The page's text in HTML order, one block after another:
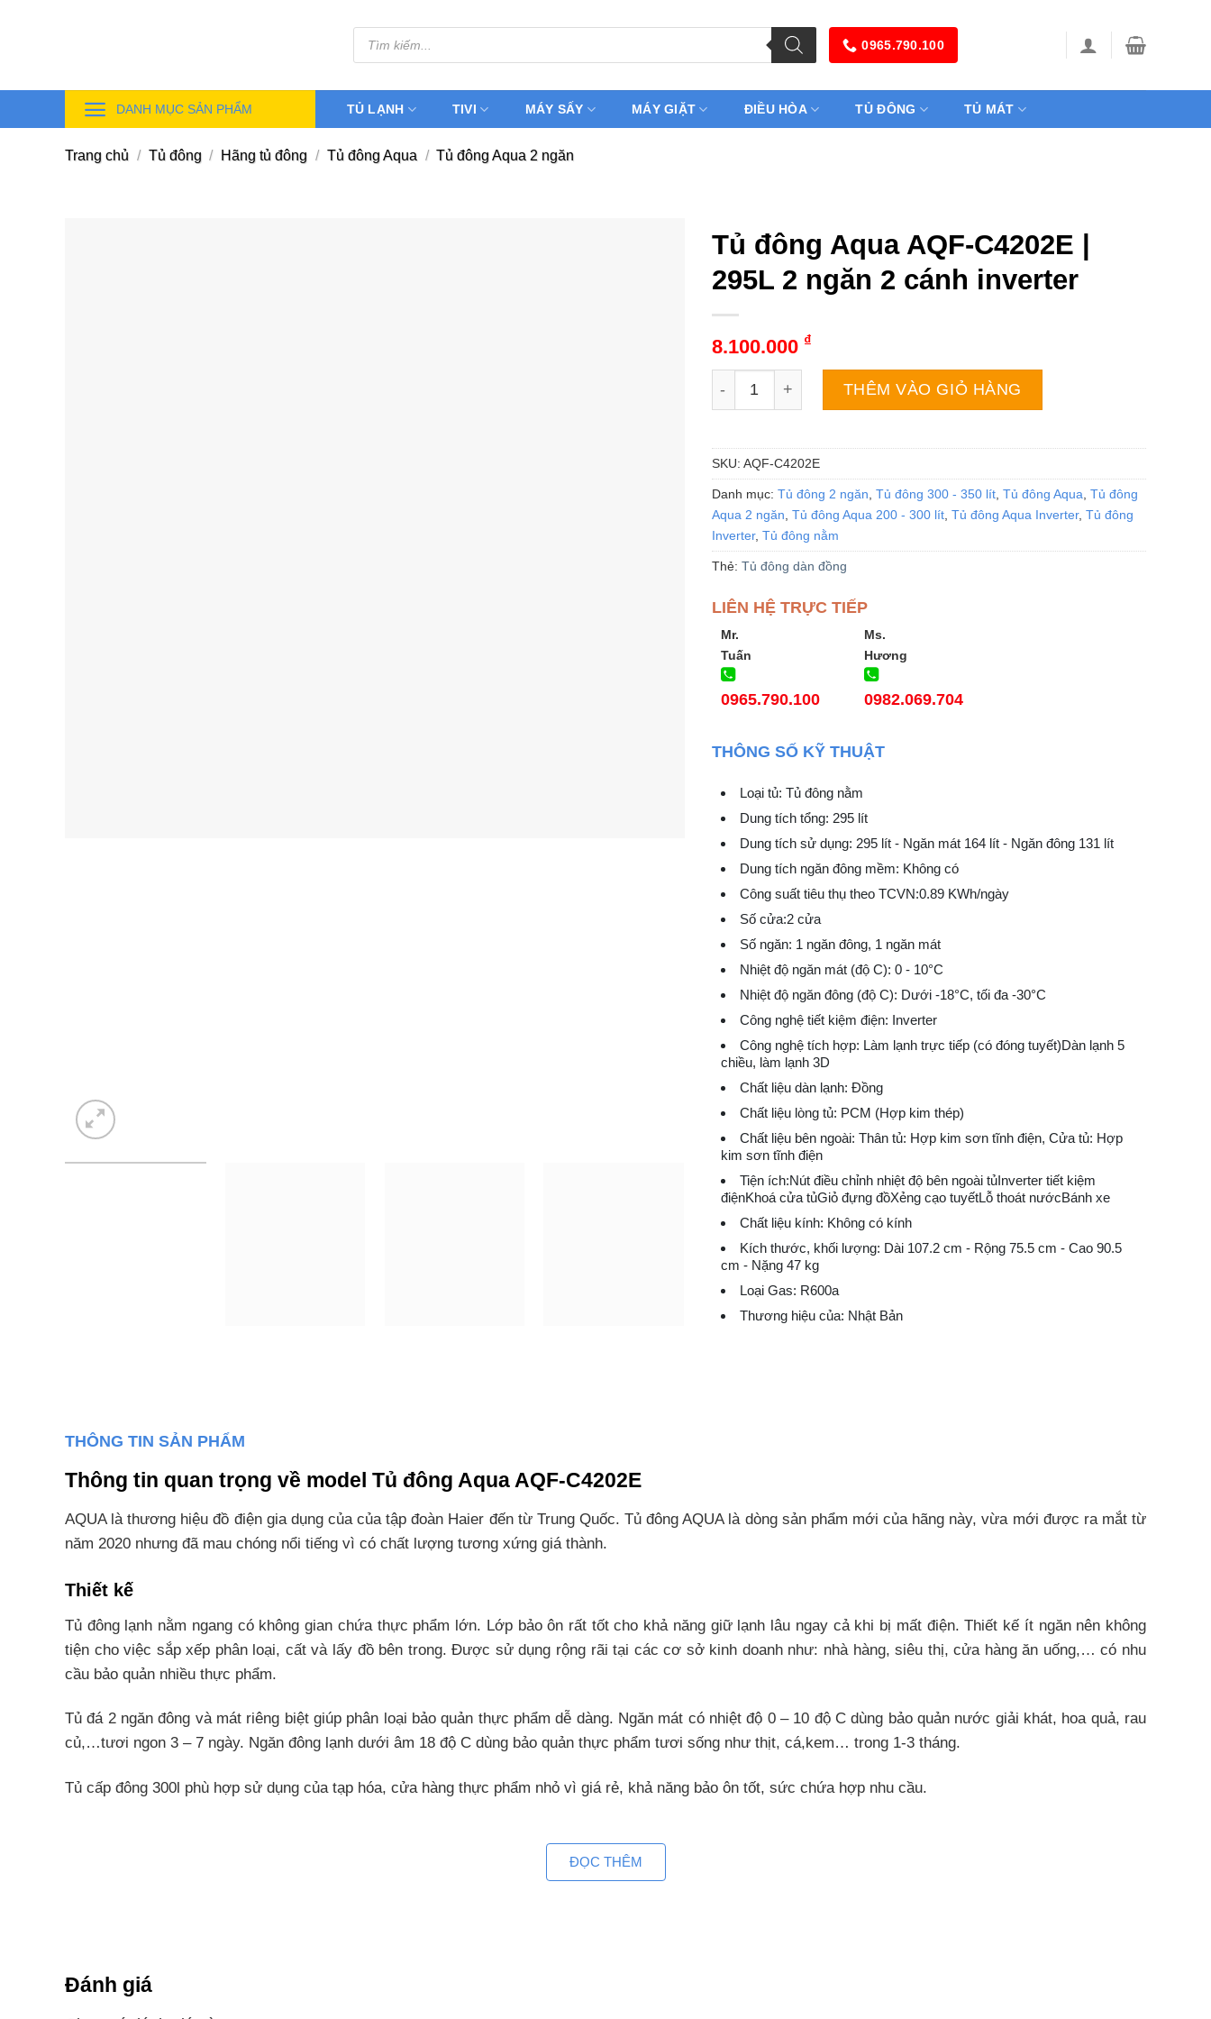
Tìm
kiếm
sản
0965.790.100
DANH MỤC SẢN PHẨM TỦ LẠNH TIVI MÁY SẤY MÁY GIẶT ĐIỀU HÒA TỦ ĐÔNG TỦ MÁT
Trang chủ / Tủ đông / Hãng tủ đông / Tủ đông Aqua / Tủ đông Aqua 2 ngăn
Tủ đông Aqua AQF-C4202E |
295L 2 ngăn 2 cánh inverter
8.100.000 ₫
Tủ đông Aqua AQF-C4202E | 295L 2 ngăn 2 cánh inverter số lượng
THÊM VÀO GIỎ HÀNG
SKU: AQF-C4202E
Danh mục: Tủ đông 2 ngăn Tủ đông 300 - 350 lít, Tủ đông Aqua Tủ đông
Aqua 2 ngăn Tủ đông Aqua 200 - 300 lít, Tủ đông Aqua Inverter, Tủ đông
Inverter, Tủ đông nằm
Thẻ: Tủ đông dàn đồng
LIÊN HỆ TRỰC TIẾP
Mr.
Tuấn
0965.790.100
Ms.
Hương
0982.069.704
THÔNG SỐ KỸ THUẬT
Loại tủ: Tủ đông nằm
Dung tích tổng: 295 lít
Dung tích sử dụng: 295 lít - Ngăn mát 164 lít - Ngăn đông 131 lít
Dung tích ngăn đông mềm: Không có
Công suất tiêu thụ theo TCVN:0.89 KWh/ngày
Số cửa:2 cửa
Số ngăn: 1 ngăn đông, 1 ngăn mát
Nhiệt độ ngăn mát (độ C): 0 - 10°C
Nhiệt độ ngăn đông (độ C): Dưới -18°C, tối đa -30°C
Công nghệ tiết kiệm điện: Inverter
Công nghệ tích hợp: Làm lạnh trực tiếp (có đóng tuyết)Dàn lạnh 5
chiều, làm lạnh 3D
Chất liệu dàn lạnh: Đồng
Chất liệu lòng tủ: PCM (Hợp kim thép)
Chất liệu bên ngoài: Thân tủ: Hợp kim sơn tĩnh điện, Cửa tủ: Hợp
kim sơn tĩnh điện
Tiện ích:Nút điều chỉnh nhiệt độ bên ngoài tủInverter tiết kiệm
điệnKhoá cửa tủGiỏ đựng đồXẻng cạo tuyếtLỗ thoát nướcBánh xe
Chất liệu kính: Không có kính
Kích thước, khối lượng: Dài 107.2 cm - Rộng 75.5 cm - Cao 90.5
cm - Nặng 47 kg
Loại Gas: R600a
Thương hiệu của: Nhật Bản
THÔNG TIN SẢN PHẨM
Thông tin quan trọng về model Tủ đông Aqua AQF-C4202E
AQUA là thương hiệu đồ điện gia dụng của của tập đoàn Haier đến từ Trung Quốc. Tủ đông AQUA là dòng sản phẩm mới của hãng này, vừa mới được ra mắt từ
năm 2020 nhưng đã mau chóng nổi tiếng vì có chất lượng tương xứng giá thành.
Thiết kế
Tủ đông lạnh nằm ngang có không gian chứa thực phẩm lớn. Lớp bảo ôn rất tốt cho khả năng giữ lạnh lâu ngay cả khi bị mất điện. Thiết kế ít ngăn nên không
tiện cho việc sắp xếp phân loại, cất và lấy đồ bên trong. Được sử dụng rộng rãi tại các cơ sở kinh doanh như: nhà hàng, siêu thị, cửa hàng ăn uống,… có nhu
cầu bảo quản nhiều thực phẩm.
Tủ đá 2 ngăn đông và mát riêng biệt giúp phân loại bảo quản thực phẩm dễ dàng. Ngăn mát có nhiệt độ 0 – 10 độ C dùng bảo quản nước giải khát, hoa quả, rau
củ,…tươi ngon 3 – 7 ngày. Ngăn đông lạnh dưới âm 18 độ C dùng bảo quản thực phẩm tươi sống như thịt, cá,kem… trong 1-3 tháng.
Tủ cấp đông 300l phù hợp sử dụng của tạp hóa, cửa hàng thực phẩm nhỏ vì giá rẻ, khả năng bảo ôn tốt, sức chứa hợp nhu cầu.
Công nghệ inverter có thể tùy chỉnh linh hoạt tốc độ máy nén, giữ công suất tủ đông inverter ở mức vừa đủ để duy trì nhiệt độ cài đặt, giảm hao phí điện năng
Tiện ích
ĐỌC THÊM
Đánh giá